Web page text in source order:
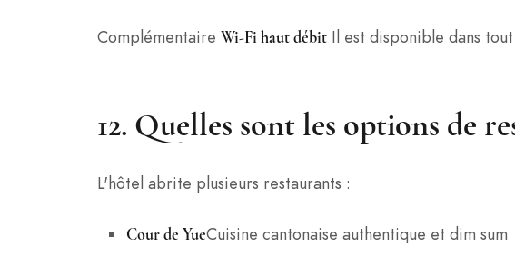
Complémentaire Wi-Fi haut débitIl est disponible dans
12. Quelles sont les options de
L'hôtel abrite plusieurs restaurants :
Cour de YueCuisine cantonaise authentique et dim sum